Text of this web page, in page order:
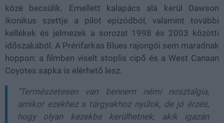
közé becsülik. Emellett kalapács alá kerül Dawson
ikonikus szettje a pilot epizódból, valamint további
kellékek és jelmezek a sorozat 1998 és 2003 közötti
időszakából. A Prérifarkas Blues rajongói sem maradnak
hoppon: a filmben viselt stoplis cipő és a West Canaan
Coyotes sapka is elérhető lesz.
"Természetesen van bennem némi nosztalgia,
amikor ezekhez a tárgyakhoz nyúlok, de jó érzés,
hogy olyan kezekbe kerülhetnek, akik igazán